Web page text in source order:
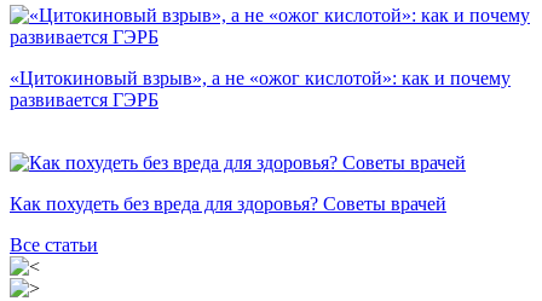
«Цитокиновый взрыв», а не «ожог кислотой»: как и почему
развивается ГЭРБ
Как похудеть без вреда для здоровья? Советы врачей
Все статьи